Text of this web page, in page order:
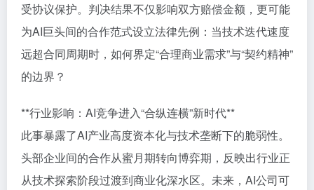
受协议保护。判决结果不仅影响双方赔偿金额，更可能
为AI巨头间的合作范式设立法律先例：当技术迭代速度
远超合同周期时，如何界定“合理商业需求”与“契约精神”
的边界？
**行业影响：AI竞争进入“合纵连横”新时代**
此事暴露了AI产业高度资本化与技术垄断下的脆弱性。
头部企业间的合作从蜜月期转向博弈期，反映出行业正
从技术探索阶段过渡到商业化深水区。未来，AI公司可